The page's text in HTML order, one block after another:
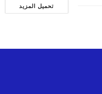
تحميل المزيد